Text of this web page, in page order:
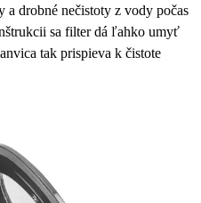
a drobné nečistoty z vody počas
sa filter dá ľahko umyť
tak prispieva k čistote